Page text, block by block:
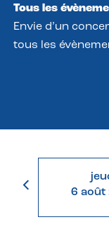
Tous les
Envie d’un
tous les
6 août